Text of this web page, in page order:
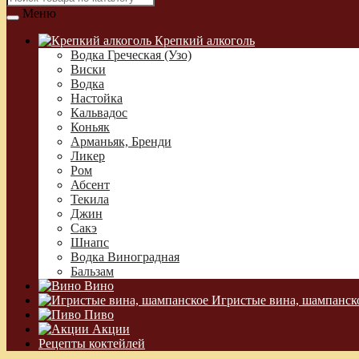
Меню
Крепкий алкоголь
Водка Греческая (Узо)
Виски
Водка
Настойка
Кальвадос
Коньяк
Арманьяк, Бренди
Ликер
Ром
Абсент
Текила
Джин
Сакэ
Шнапс
Водка Виноградная
Бальзам
Вино
Игристые вина,
Пиво
Акции
Рецепты коктейлей